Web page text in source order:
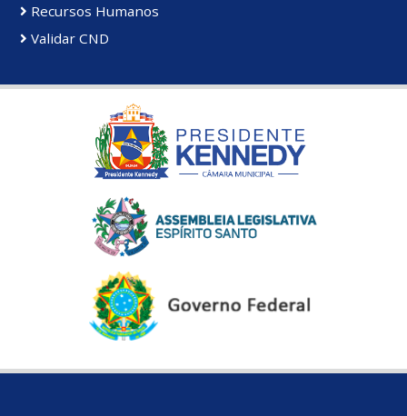
Recursos Humanos
Validar CND